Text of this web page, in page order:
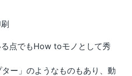
点でもHow toモノとして秀
ー」のようなものもあり、動